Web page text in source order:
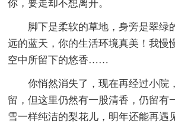
你，要走却不想离开。
脚下是柔软的草地，身旁是翠绿
远的蓝天，你的生活环境真美！我慢
空中所留下的悠香……
你悄然消失了，现在再经过小院
留，但这里仍然有一股清香，仍留有
雪一样纯洁的梨花儿，明年还能再遇